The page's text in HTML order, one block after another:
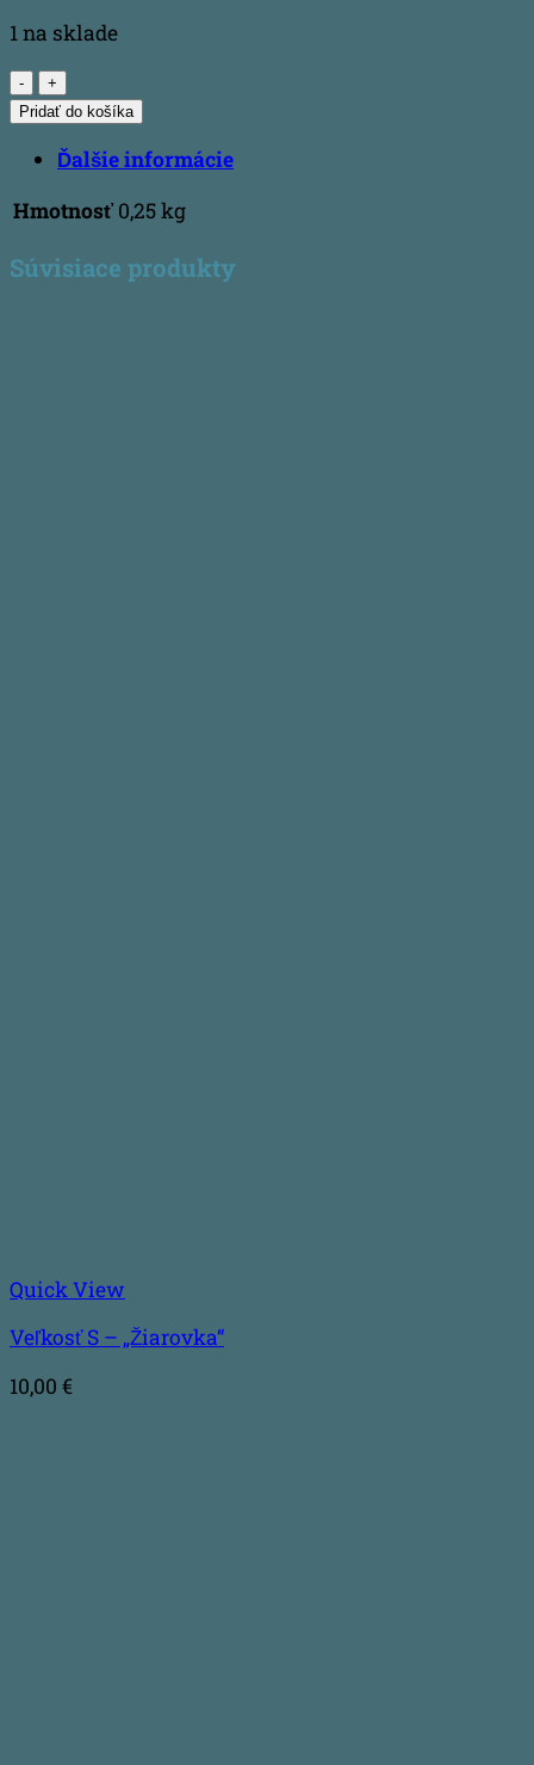
1 na sklade
množstvo
Veľkosť
-
Pridať do košíka
Ďalšie informácie
Hmotnosť 0,25 kg
Súvisiace produkty
Quick View
Veľkosť S – „Žiarovka“
10,00 €